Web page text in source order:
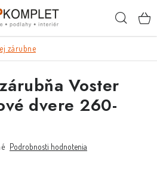
zárubne
Voster
dvere 260-
Podrobnosti hodnotenia